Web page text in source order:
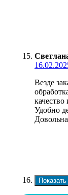
Везде
Удобно